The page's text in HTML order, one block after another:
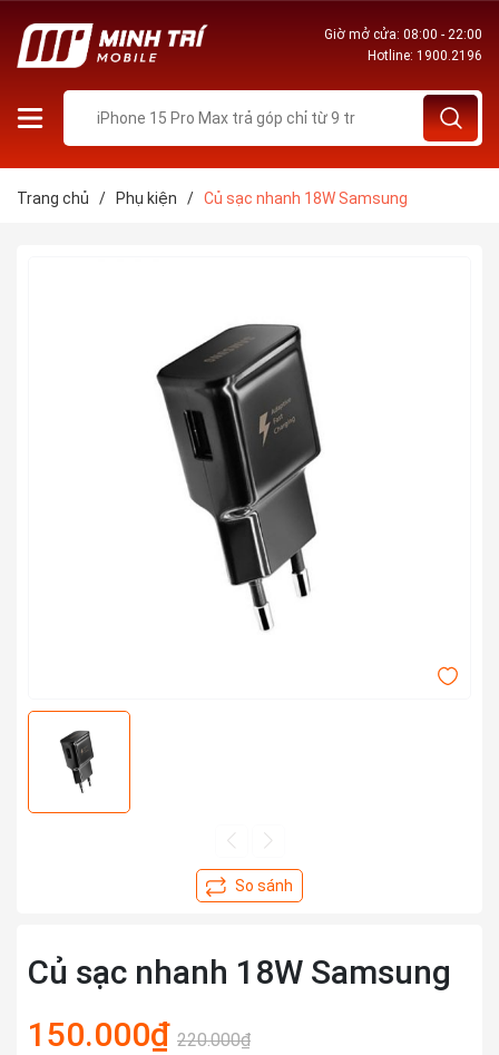
Giờ mở cửa: 08:00 - 22:00
Hotline: 1900.2196
Trang chủ / Phụ kiện / Củ sạc nhanh 18W Samsung
Củ sạc nhanh 18W Samsung
150.000₫ 220.000₫